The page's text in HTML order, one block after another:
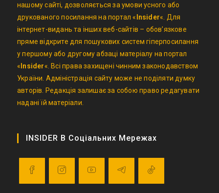
нашому сайті, дозволяється за умови усного або
друкованого посилання на портал « Insider«. Для
інтернет-видань та інших веб-сайтів – обов’язкове
пряме відкрите для пошукових систем гіперпосилання
у першому або другому абзаці матеріалу на портал
« Insider«. Всі права захищені чинним законодавством
України. Адміністрація сайту може не поділяти думку
авторів. Редакція залишає за собою право редагувати
надані їй матеріали.
INSIDER В Соціальних Мережах